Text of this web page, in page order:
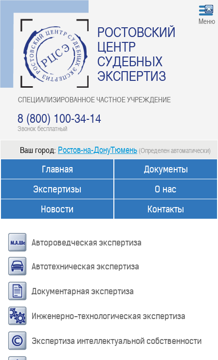
РОСТОВСКИЙ
ЦЕНТР
СУДЕБНЫХ
ЭКСПЕРТИЗ
СПЕЦИАЛИЗИРОВАННОЕ ЧАСТНОЕ УЧРЕЖДЕНИЕ
8 (800) 100-34-14
Звонок бесплатный
Меню
Ваш город: Ростов-на-ДонуТюмень (Определен автоматически)
Главная
Экспертизы
Новости
Документы
О нас
Контакты
Автороведческая экспертиза
Автотехническая экспертиза
Документарная экспертиза
Инженерно-технологическая экспертиза
Экспертиза интеллектуальной собственности